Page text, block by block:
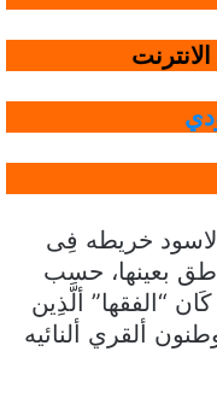
خريطه فِى
بعينها، حسب
“الفقها” ألَّذِين
ألقري ألنائيه